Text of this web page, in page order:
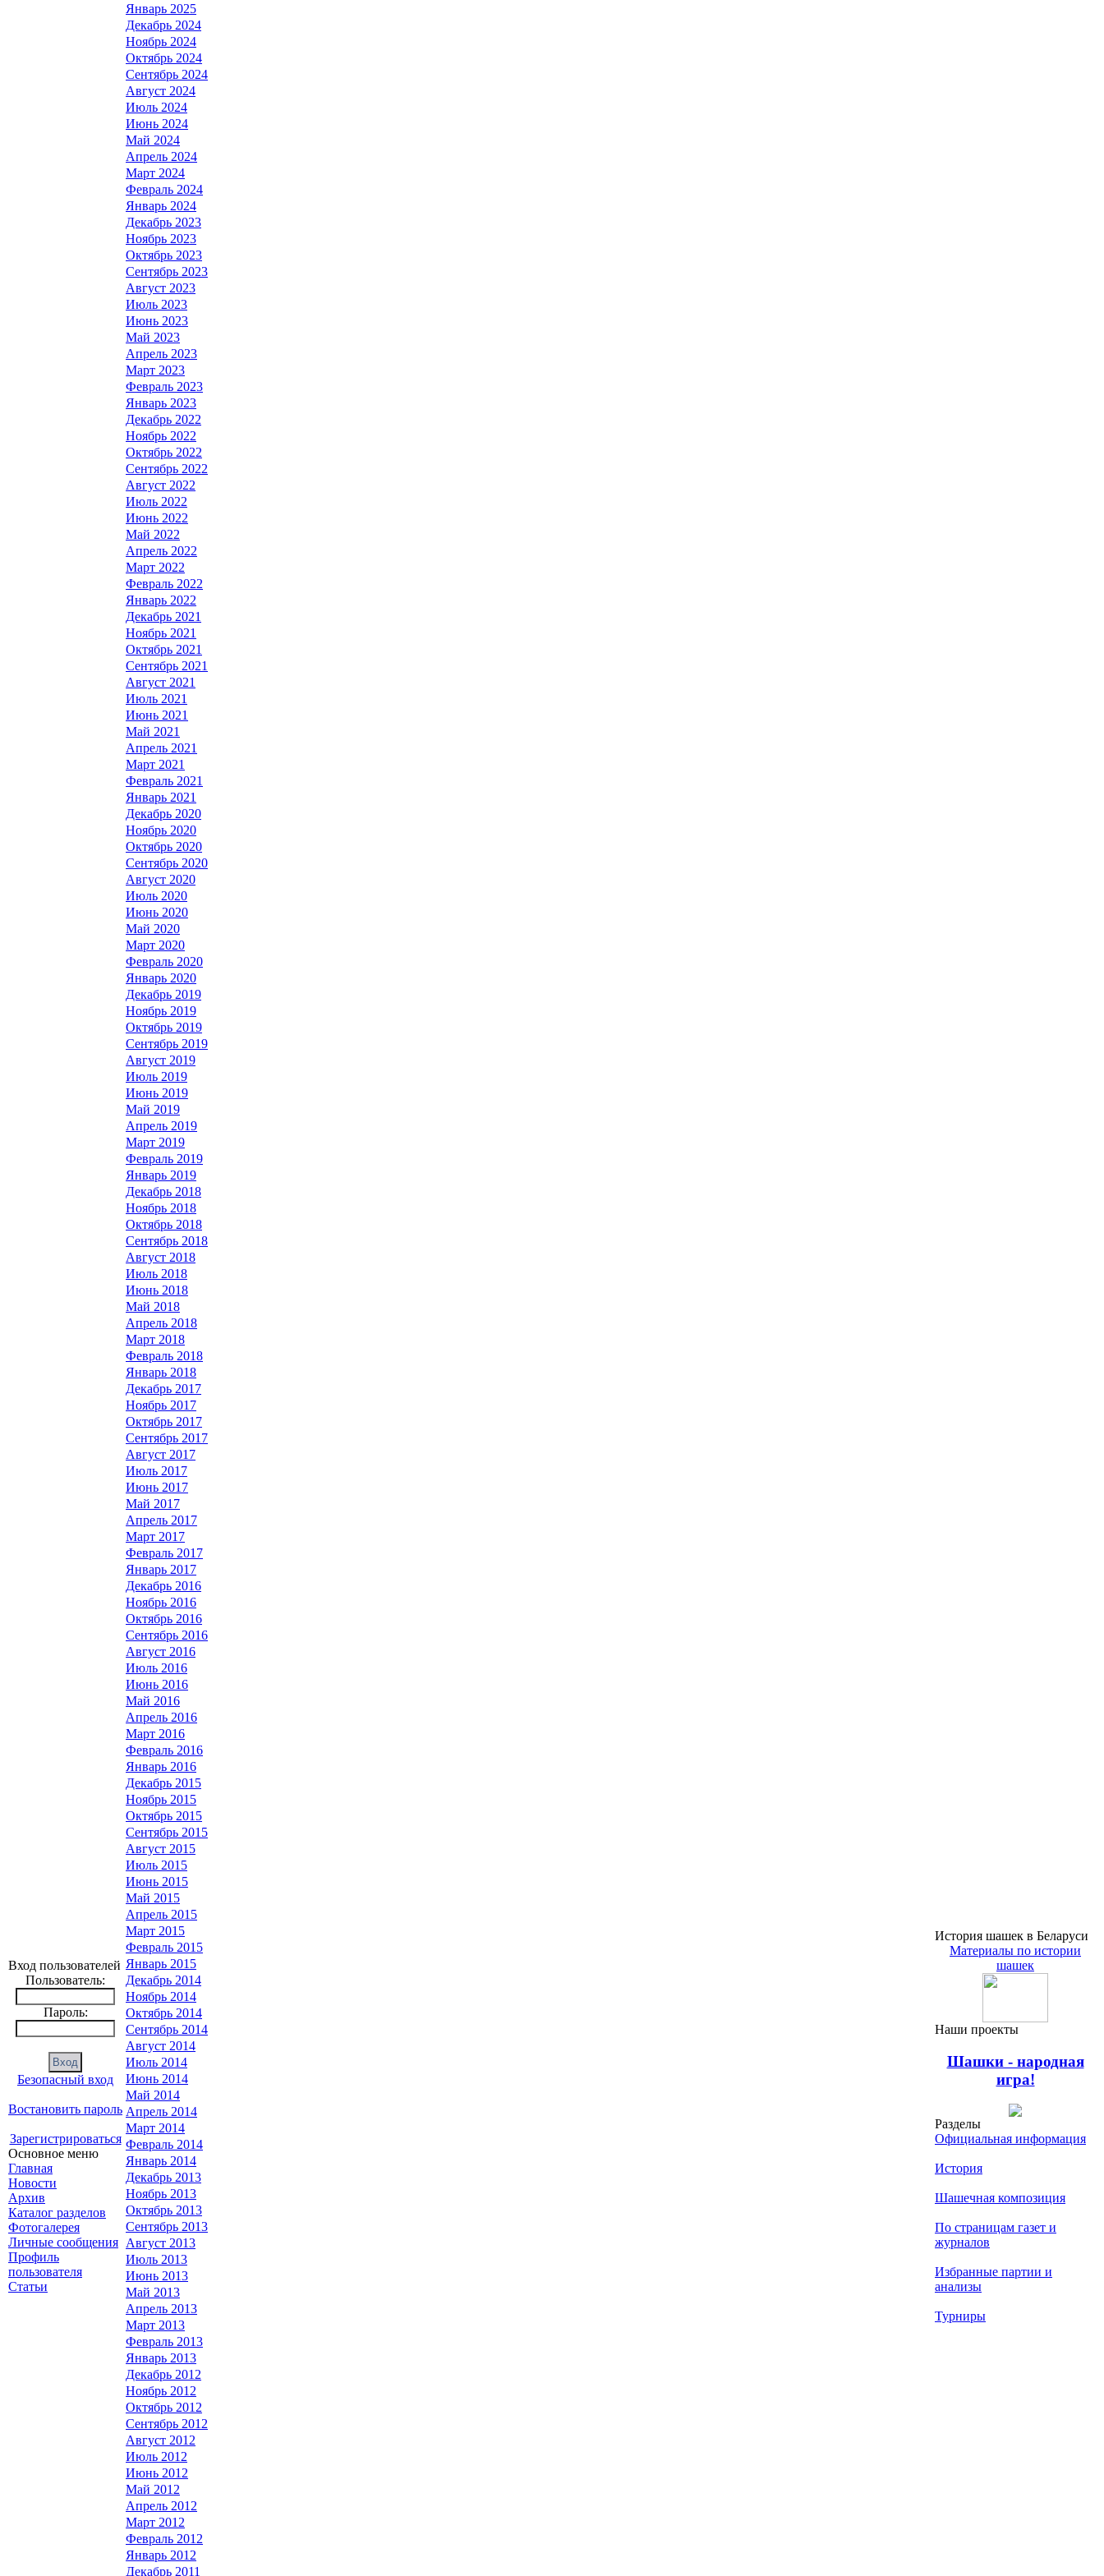
Вход пользователей
Пользователь:
Пароль:
Безопасный вход
Востановить пароль
Зарегистрироваться
Основное меню
Главная
Новости
Архив
Каталог разделов
Фотогалерея
Личные сообщения
Профиль
пользователя
Статьи
Январь 2025
Декабрь 2024
Ноябрь 2024
Октябрь 2024
Сентябрь 2024
Август 2024
Июль 2024
Июнь 2024
Май 2024
Апрель 2024
Март 2024
Февраль 2024
Январь 2024
Декабрь 2023
Ноябрь 2023
Октябрь 2023
Сентябрь 2023
Август 2023
Июль 2023
Июнь 2023
Май 2023
Апрель 2023
Март 2023
Февраль 2023
Январь 2023
Декабрь 2022
Ноябрь 2022
Октябрь 2022
Сентябрь 2022
Август 2022
Июль 2022
Июнь 2022
Май 2022
Апрель 2022
Март 2022
Февраль 2022
Январь 2022
Декабрь 2021
Ноябрь 2021
Октябрь 2021
Сентябрь 2021
Август 2021
Июль 2021
Июнь 2021
Май 2021
Апрель 2021
Март 2021
Февраль 2021
Январь 2021
Декабрь 2020
Ноябрь 2020
Октябрь 2020
Сентябрь 2020
Август 2020
Июль 2020
Июнь 2020
Май 2020
Март 2020
Февраль 2020
Январь 2020
Декабрь 2019
Ноябрь 2019
Октябрь 2019
Сентябрь 2019
Август 2019
Июль 2019
Июнь 2019
Май 2019
Апрель 2019
Март 2019
Февраль 2019
Январь 2019
Декабрь 2018
Ноябрь 2018
Октябрь 2018
Сентябрь 2018
Август 2018
Июль 2018
Июнь 2018
Май 2018
Апрель 2018
Март 2018
Февраль 2018
Январь 2018
Декабрь 2017
Ноябрь 2017
Октябрь 2017
Сентябрь 2017
Август 2017
Июль 2017
Июнь 2017
Май 2017
Апрель 2017
Март 2017
Февраль 2017
Январь 2017
Декабрь 2016
Ноябрь 2016
Октябрь 2016
Сентябрь 2016
Август 2016
Июль 2016
Июнь 2016
Май 2016
Апрель 2016
Март 2016
Февраль 2016
Январь 2016
Декабрь 2015
Ноябрь 2015
Октябрь 2015
Сентябрь 2015
Август 2015
Июль 2015
Июнь 2015
Май 2015
Апрель 2015
Март 2015
Февраль 2015
Январь 2015
Декабрь 2014
Ноябрь 2014
Октябрь 2014
Сентябрь 2014
Август 2014
Июль 2014
Июнь 2014
Май 2014
Апрель 2014
Март 2014
Февраль 2014
Январь 2014
Декабрь 2013
Ноябрь 2013
Октябрь 2013
Сентябрь 2013
Август 2013
Июль 2013
Июнь 2013
Май 2013
Апрель 2013
Март 2013
Февраль 2013
Январь 2013
Декабрь 2012
Ноябрь 2012
Октябрь 2012
Сентябрь 2012
Август 2012
Июль 2012
Июнь 2012
Май 2012
Апрель 2012
Март 2012
Февраль 2012
Январь 2012
Декабрь 2011
История шашек в Беларуси
Материалы по истории
шашек
Наши проекты
Шашки - народная
игра!
Разделы
Официальная информация
История
Шашечная композиция
По страницам газет и
журналов
Избранные партии и
анализы
Турниры